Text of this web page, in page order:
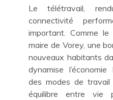
Le télétravail,
connectivité
important. Comme le
maire de Vorey, une
nouveaux habitants
dynamise
des modes de travail
équilibre entre vie